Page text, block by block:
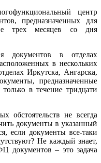
центр
предназначенных для
трех месяцев со дня
в отделах
в нескольких
Иркутска, Ангарска,
предназначенные
в течение тридцати
не всегда
документы в указанный
если документы все-таки
Не каждый знает,
документов – это задача